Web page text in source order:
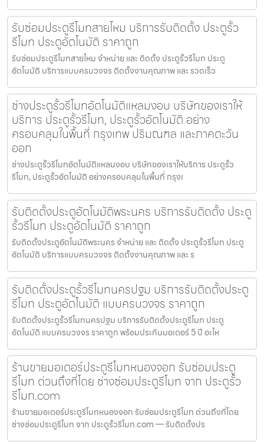
รับซ่อมประตูรีโมทสายไหม บริการรับติดตั้ง ประตูรั้ว
รีโมท ประตูอัตโนมัติ ราคาถูก
รับซ่อมประตูรีโมทสายไหม จำหน่าย และ ติดตั้ง ประตูรั้วรีโมท ประตู
อัตโนมัติ บริการแบบครบวงจร ติดตั้งงานคุณภาพ และ รวดเร็ว
ช่างประตูรั้วรีโมทอัตโนมัติแหลมงอบ บริษัทของเราให้
บริการ ประตูรั้วรีโมท, ประตูรั้วอัตโนมัติ อย่าง
ครอบคลุมในพื้นที่ กรุงเทพ ปริมณฑล และภาคตะวัน
ออก
ช่างประตูรั้วรีโมทอัตโนมัติแหลมงอบ บริษัทของเราให้บริการ ประตูรั้ว
รีโมท, ประตูรั้วอัตโนมัติ อย่างครอบคลุมในพื้นที่ กรุงเ
รับติดตั้งประตูอัตโนมัติพระนคร บริการรับติดตั้ง ประตู
รั้วรีโมท ประตูอัตโนมัติ ราคาถูก
รับติดตั้งประตูอัตโนมัติพระนคร จำหน่าย และ ติดตั้ง ประตูรั้วรีโมท ประตู
อัตโนมัติ บริการแบบครบวงจร ติดตั้งงานคุณภาพ และ ร
รับติดตั้งประตูรั้วรีโมทนครปฐม บริการรับติดตั้งประตู
รีโมท ประตูอัตโนมัติ แบบครบวงจร ราคาถูก
รับติดตั้งประตูรั้วรีโมทนครปฐม บริการรับติดตั้งประตูรีโมท ประตู
อัตโนมัติ แบบครบวงจร ราคาถูก พร้อมประกันมอเตอร์ 5 ปี อะไห
ร้านขายมอเตอร์ประตูรีโมทหนองจอก รับซ่อมประตู
รีโมท ด่วนถึงที่โดย ช่างซ่อมประตูรีโมท จาก ประตูรั้ว
รีโมท.com
ร้านขายมอเตอร์ประตูรีโมทหนองจอก รับซ่อมประตูรีโมท ด่วนถึงที่โดย
ช่างซ่อมประตูรีโมท จาก ประตูรั้วรีโมท.com — รับติดตั้งปร